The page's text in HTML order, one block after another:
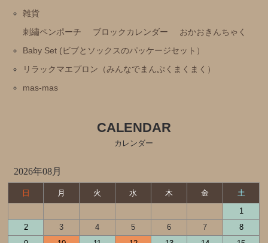
mas-mas
雑貨
刺繡ペンポーチ
ブロックカレンダー
おかおきんちゃく
Baby Set (ビブとソックスのパッケージセット）
リラックマエプロン（みんなでまんぷくまくまく）
mas-mas
CALENDAR
カレンダー
2026年08月
日 月 火 水 木 金
土
1
2
3 4 5 6 7
8